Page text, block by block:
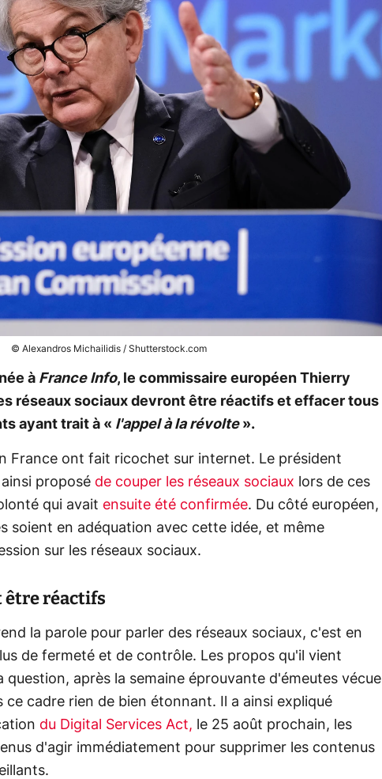
© Alexandros Michailidis / Shutterstock.com
à France Info, le commissaire européen Thierry
réseaux sociaux devront être réactifs et effacer tous
ayant trait à « l'appel à la révolte».
France ont fait ricochet sur internet. Le président
proposé de couper les réseaux sociaux lors de ces
qui avait ensuite été confirmée. Du côté européen,
soient en adéquation avec cette idée, et même
sur les réseaux sociaux.
être réactifs
la parole pour parler des réseaux sociaux, c'est en
de fermeté et de contrôle. Les propos qu'il vient
question, après la semaine éprouvante d'émeutes vécue
ce cadre rien de bien étonnant. Il a ainsi expliqué
du Digital Services Act, le 25 août prochain, les
d'agir immédiatement pour supprimer les contenus